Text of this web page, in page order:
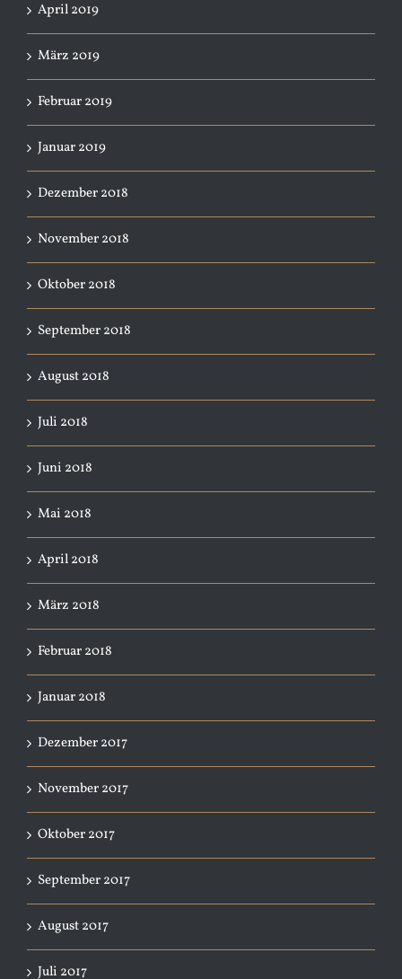
April 2019
März 2019
Februar 2019
Januar 2019
Dezember 2018
November 2018
Oktober 2018
September 2018
August 2018
Juli 2018
Juni 2018
Mai 2018
April 2018
März 2018
Februar 2018
Januar 2018
Dezember 2017
November 2017
Oktober 2017
September 2017
August 2017
Juli 2017